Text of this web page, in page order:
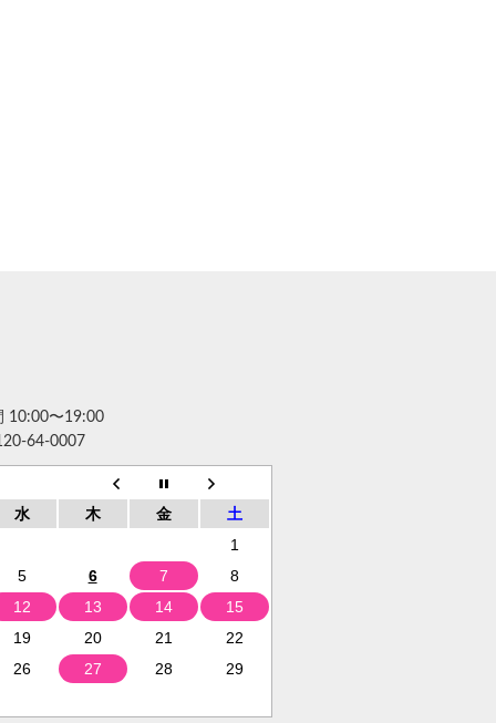
10:00〜19:00
64-0007
水 木 金
土
1
5
6 7
8
12
13 14
15
19
20 21
22
26
27 28 29